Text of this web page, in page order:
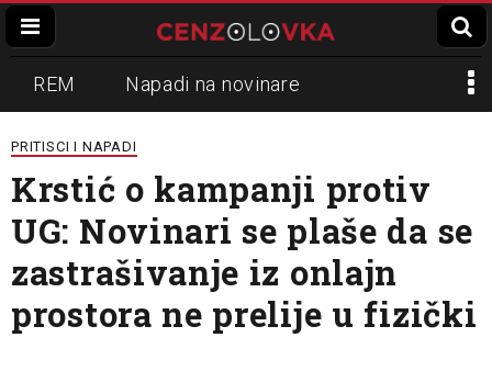
REM Napadi na novinare
Zvučni top
Propaganda Lokalni mediji
Informer Slavko Ćuruvija
PRITISCI I NAPADI
Krstić o kampanji protiv
UG: Novinari se plaše da se
zastrašivanje iz onlajn
prostora ne prelije u fizički